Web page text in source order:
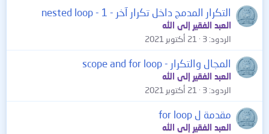
التكرار المدمج داخل تكرار آخر - 1 - nested loop
العبد الفقير إلى الله
الردود 3 21 أكتوبر 2021
المجال والتكرار - scope and for loop
العبد الفقير إلى الله
الردود 3 21 أكتوبر 2021
مقدمة ل for loop
العبد الفقير إلى الله